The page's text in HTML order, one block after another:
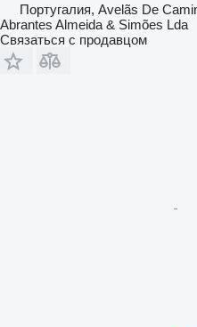
Португалия, Avelãs De
Abrantes Almeida & Simões Lda
Связаться с продавцом